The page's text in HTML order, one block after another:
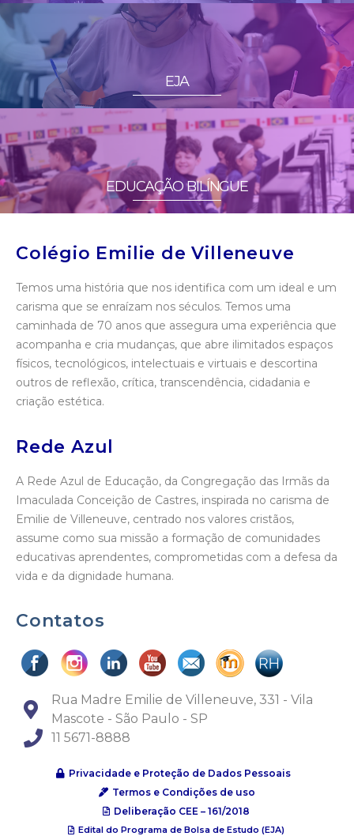
EJA
EDUCAÇÃO BILÍNGUE
Colégio Emilie de Villeneuve
Temos uma história que nos identifica com um ideal e um
carisma que se enraízam nos séculos. Temos uma
caminhada de 70 anos que assegura uma experiência que
acompanha e cria mudanças, que abre ilimitados espaços
físicos, tecnológicos, intelectuais e virtuais e descortina
outros de reflexão, crítica, transcendência, cidadania e
criação estética.
Rede Azul
A Rede Azul de Educação, da Congregação das Irmãs da
Imaculada Conceição de Castres, inspirada no carisma de
Emilie de Villeneuve, centrado nos valores cristãos,
assume como sua missão a formação de comunidades
educativas aprendentes, comprometidas com a defesa da
vida e da dignidade humana.
Contatos
Rua Madre Emilie de Villeneuve, 331 - Vila
Mascote - São Paulo - SP
11 5671-8888
Privacidade e Proteção de Dados Pessoais
Termos e Condições de uso
Deliberação CEE – 161/2018
Edital do Programa de Bolsa de Estudo (EJA)